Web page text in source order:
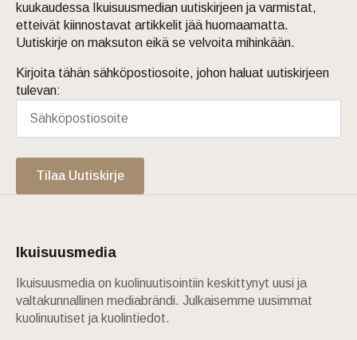
kuukaudessa Ikuisuusmedian uutiskirjeen ja varmistat,
etteivät kiinnostavat artikkelit jää huomaamatta.
Uutiskirje on maksuton eikä se velvoita mihinkään.
Kirjoita tähän sähköpostiosoite, johon haluat uutiskirjeen
tulevan:
Tilaa Uutiskirje
Ikuisuusmedia
Ikuisuusmedia on kuolinuutisointiin keskittynyt uusi ja
valtakunnallinen mediabrändi. Julkaisemme uusimmat
kuolinuutiset ja kuolintiedot.